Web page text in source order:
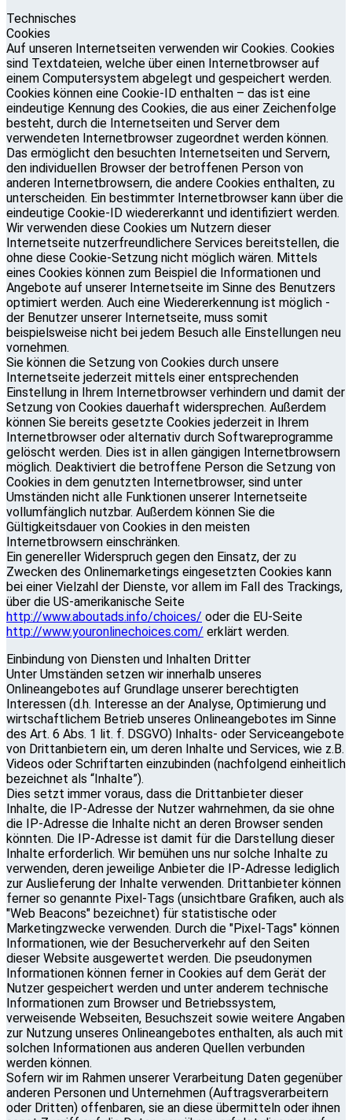
Technisches
Cookies
Auf unseren Internetseiten verwenden wir Cookies. Cookies
sind Textdateien, welche über einen Internetbrowser auf
einem Computersystem abgelegt und gespeichert werden.
Cookies können eine Cookie-ID enthalten – das ist eine
eindeutige Kennung des Cookies, die aus einer Zeichenfolge
besteht, durch die Internetseiten und Server dem
verwendeten Internetbrowser zugeordnet werden können.
Das ermöglicht den besuchten Internetseiten und Servern,
den individuellen Browser der betroffenen Person von
anderen Internetbrowsern, die andere Cookies enthalten, zu
unterscheiden. Ein bestimmter Internetbrowser kann über die
eindeutige Cookie-ID wiedererkannt und identifiziert werden.
Wir verwenden diese Cookies um Nutzern dieser
Internetseite nutzerfreundlichere Services bereitstellen, die
ohne diese Cookie-Setzung nicht möglich wären. Mittels
eines Cookies können zum Beispiel die Informationen und
Angebote auf unserer Internetseite im Sinne des Benutzers
optimiert werden. Auch eine Wiedererkennung ist möglich -
der Benutzer unserer Internetseite, muss somit
beispielsweise nicht bei jedem Besuch alle Einstellungen neu
vornehmen.
Sie können die Setzung von Cookies durch unsere
Internetseite jederzeit mittels einer entsprechenden
Einstellung in Ihrem Internetbrowser verhindern und damit der
Setzung von Cookies dauerhaft widersprechen. Außerdem
können Sie bereits gesetzte Cookies jederzeit in Ihrem
Internetbrowser oder alternativ durch Softwareprogramme
gelöscht werden. Dies ist in allen gängigen Internetbrowsern
möglich. Deaktiviert die betroffene Person die Setzung von
Cookies in dem genutzten Internetbrowser, sind unter
Umständen nicht alle Funktionen unserer Internetseite
vollumfänglich nutzbar. Außerdem können Sie die
Gültigkeitsdauer von Cookies in den meisten
Internetbrowsern einschränken.
Ein genereller Widerspruch gegen den Einsatz, der zu
Zwecken des Onlinemarketings eingesetzten Cookies kann
bei einer Vielzahl der Dienste, vor allem im Fall des Trackings,
über die US-amerikanische Seite
http://www.aboutads.info/choices/ oder die EU-Seite
http://www.youronlinechoices.com/ erklärt werden.
Einbindung von Diensten und Inhalten Dritter
Unter Umständen setzen wir innerhalb unseres
Onlineangebotes auf Grundlage unserer berechtigten
Interessen (d.h. Interesse an der Analyse, Optimierung und
wirtschaftlichem Betrieb unseres Onlineangebotes im Sinne
des Art. 6 Abs. 1 lit. f. DSGVO) Inhalts- oder Serviceangebote
von Drittanbietern ein, um deren Inhalte und Services, wie z.B.
Videos oder Schriftarten einzubinden (nachfolgend einheitlich
bezeichnet als “Inhalte”).
Dies setzt immer voraus, dass die Drittanbieter dieser
Inhalte, die IP-Adresse der Nutzer wahrnehmen, da sie ohne
die IP-Adresse die Inhalte nicht an deren Browser senden
könnten. Die IP-Adresse ist damit für die Darstellung dieser
Inhalte erforderlich. Wir bemühen uns nur solche Inhalte zu
verwenden, deren jeweilige Anbieter die IP-Adresse lediglich
zur Auslieferung der Inhalte verwenden. Drittanbieter können
ferner so genannte Pixel-Tags (unsichtbare Grafiken, auch als
"Web Beacons" bezeichnet) für statistische oder
Marketingzwecke verwenden. Durch die "Pixel-Tags" können
Informationen, wie der Besucherverkehr auf den Seiten
dieser Website ausgewertet werden. Die pseudonymen
Informationen können ferner in Cookies auf dem Gerät der
Nutzer gespeichert werden und unter anderem technische
Informationen zum Browser und Betriebssystem,
verweisende Webseiten, Besuchszeit sowie weitere Angaben
zur Nutzung unseres Onlineangebotes enthalten, als auch mit
solchen Informationen aus anderen Quellen verbunden
werden können.
Sofern wir im Rahmen unserer Verarbeitung Daten gegenüber
anderen Personen und Unternehmen (Auftragsverarbeitern
oder Dritten) offenbaren, sie an diese übermitteln oder ihnen